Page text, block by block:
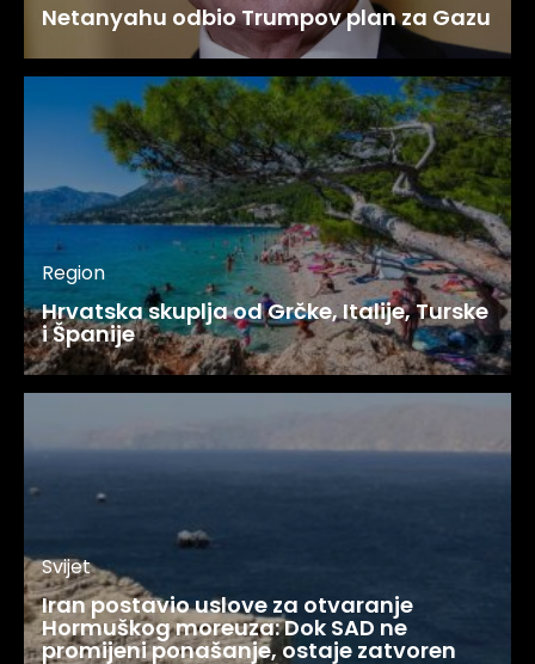
Netanyahu odbio Trumpov plan za Gazu
Region
Hrvatska skuplja od Grčke, Italije, Turske
i Španije
Svijet
Iran postavio uslove za otvaranje
Hormuškog moreuza: Dok SAD ne
promijeni ponašanje, ostaje zatvoren